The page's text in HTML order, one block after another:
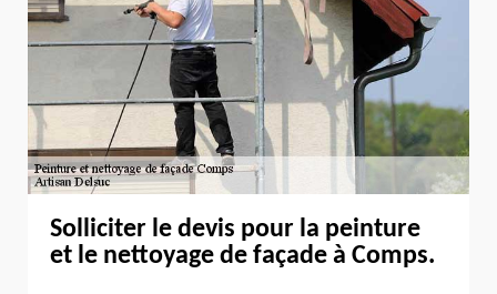
Solliciter le devis pour la peinture
et le nettoyage de façade à Comps.